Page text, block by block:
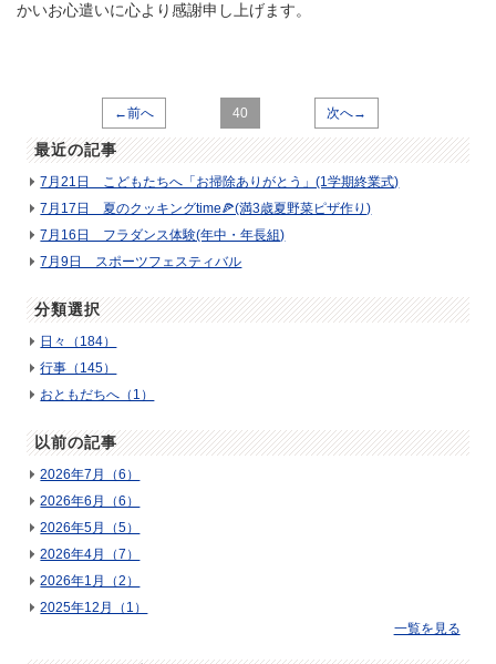
かいお心遣いに心より感謝申し上げます。
←前へ 40 次へ→
最近の記事
7月21日 こどもたちへ「お掃除ありがとう」(1学期終業式)
7月17日 夏のクッキングtime🍕(満3歳夏野菜ピザ作り)
7月16日 フラダンス体験(年中・年長組)
7月9日 スポーツフェスティバル
分類選択
日々（184）
行事（145）
おともだちへ（1）
以前の記事
2026年7月（6）
2026年6月（6）
2026年5月（5）
2026年4月（7）
2026年1月（2）
2025年12月（1）
一覧を見る